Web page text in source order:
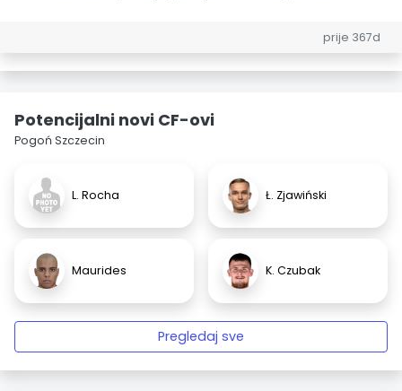
prije 367d
Potencijalni novi CF-ovi
Pogoń Szczecin
L. Rocha Ł. Zjawiński
Maurides K. Czubak
Pregledaj sve